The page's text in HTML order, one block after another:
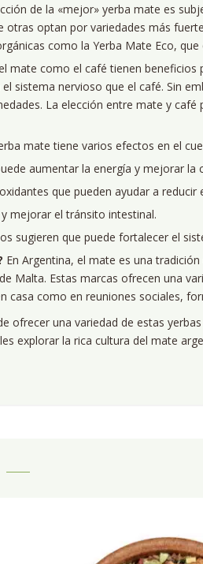
de la «mejor» yerba mate es
optan por variedades más
como la Yerba Mate Eco,
mate como el café tienen beneficios
sistema nervioso que el café. Sin
La elección entre mate y
mate tiene varios efectos en el
aumentar la energía y mejorar la
que pueden ayudar a reducir
mejorar el tránsito intestinal.
sugieren que puede fortalecer el
En Argentina, el mate es una
Malta. Estas marcas ofrecen una
como en reuniones sociales,
ofrecer una variedad de estas
explorar la rica cultura del mate